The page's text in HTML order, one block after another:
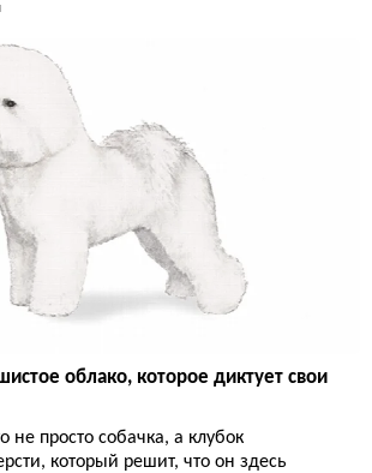
облако, которое диктует свои
просто собачка, а клубок
который решит, что он здесь